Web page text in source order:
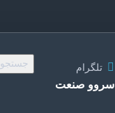
تلگرام
سروو صنعت
جستجو